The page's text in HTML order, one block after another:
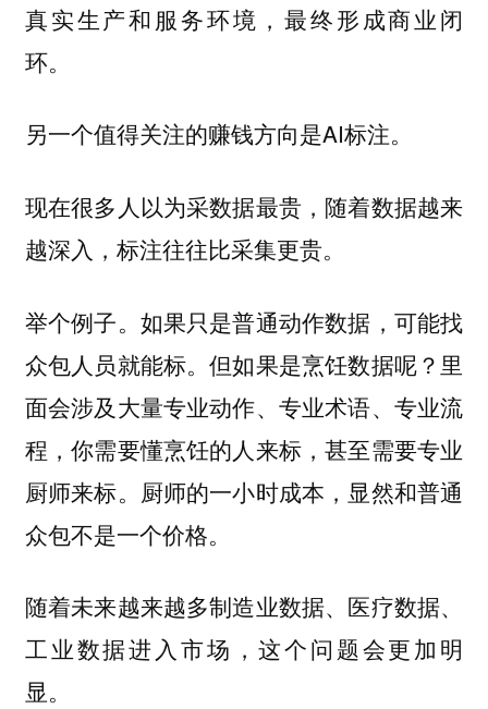
真实生产和服务环境，最终形成商业闭
环。
另一个值得关注的赚钱方向是AI标注。
现在很多人以为采数据最贵，随着数据越来
越深入，标注往往比采集更贵。
举个例子。如果只是普通动作数据，可能找
众包人员就能标。但如果是烹饪数据呢？里
面会涉及大量专业动作、专业术语、专业流
程，你需要懂烹饪的人来标，甚至需要专业
厨师来标。厨师的一小时成本，显然和普通
众包不是一个价格。
随着未来越来越多制造业数据、医疗数据、
工业数据进入市场，这个问题会更加明
显。